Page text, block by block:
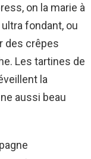
on la marie à
fondant, ou
des crêpes
Les tartines de
la
aussi beau